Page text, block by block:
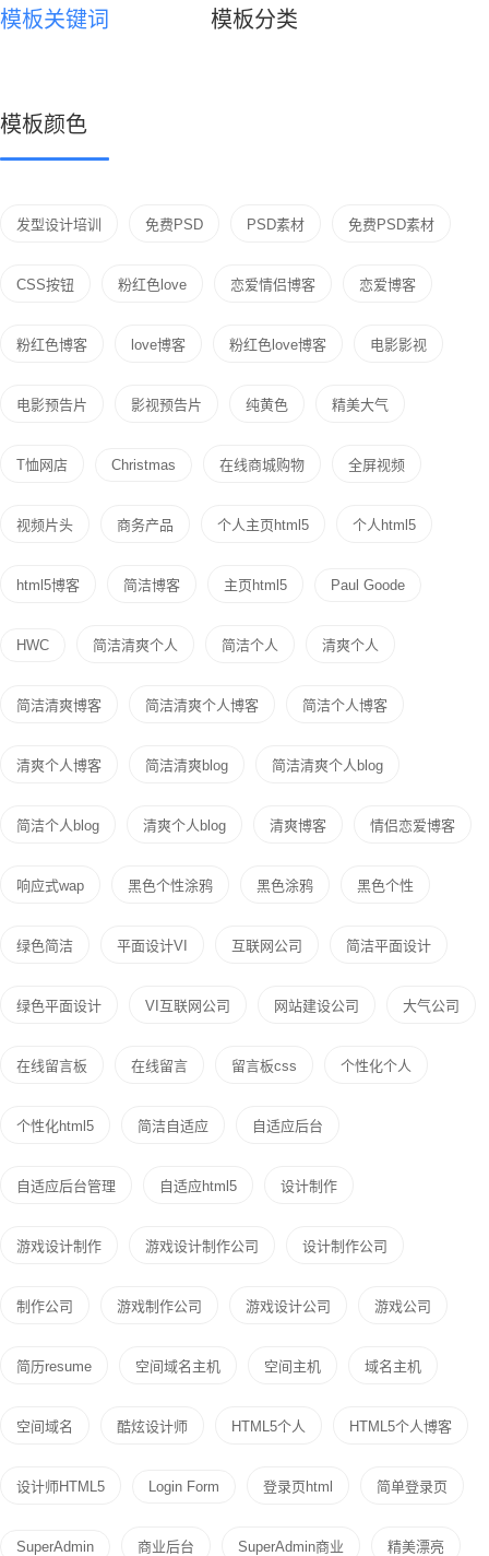
模板关键词 模板分类
模板颜色
发型设计培训 免费PSD PSD素材 免费PSD素材
CSS按钮 粉红色love 恋爱情侣博客 恋爱博客
粉红色博客 love博客 粉红色love博客 电影影视
电影预告片 影视预告片 纯黄色 精美大气
T恤网店 Christmas 在线商城购物 全屏视频
视频片头 商务产品 个人主页html5 个人html5
html5博客 简洁博客 主页html5 Paul Goode
HWC 简洁清爽个人 简洁个人 清爽个人
简洁清爽博客 简洁清爽个人博客 简洁个人博客
清爽个人博客 简洁清爽blog 简洁清爽个人blog
简洁个人blog 清爽个人blog 清爽博客 情侣恋爱博客
响应式wap 黑色个性涂鸦 黑色涂鸦 黑色个性
绿色简洁 平面设计VI 互联网公司 简洁平面设计
绿色平面设计 VI互联网公司 网站建设公司 大气公司
在线留言板 在线留言 留言板css 个性化个人
个性化html5 简洁自适应 自适应后台
自适应后台管理 自适应html5 设计制作
游戏设计制作 游戏设计制作公司 设计制作公司
制作公司 游戏制作公司 游戏设计公司 游戏公司
简历resume 空间域名主机 空间主机 域名主机
空间域名 酷炫设计师 HTML5个人 HTML5个人博客
设计师HTML5 Login Form 登录页html 简单登录页
SuperAdmin 商业后台 SuperAdmin商业 精美漂亮